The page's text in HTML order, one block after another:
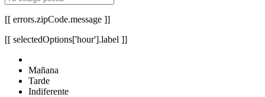
[[ errors.zipCode.message ]]
[[ selectedOptions['hour'].label ]]
Mañana
Tarde
Indiferente